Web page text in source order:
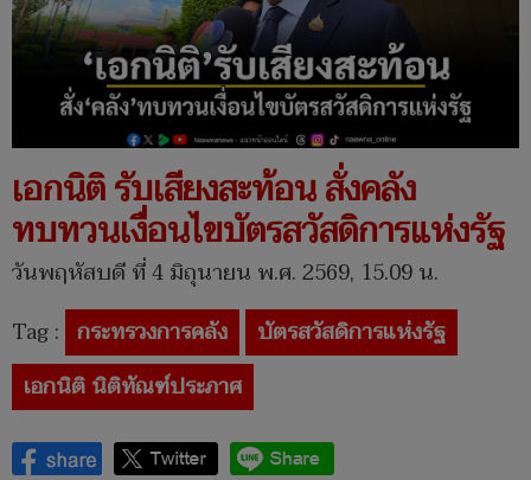
เอกนิติ รับเสียงสะท้อน สั่งคลัง
ทบทวนเงื่อนไขบัตรสวัสดิการแห่งรัฐ
วันพฤหัสบดี ที่ 4 มิถุนายน พ.ศ. 2569, 15.09 น.
Tag : กระทรวงการคลัง
บัตรสวัสดิการแห่งรัฐ
เอกนิติ นิติทัณฑ์ประภาศ